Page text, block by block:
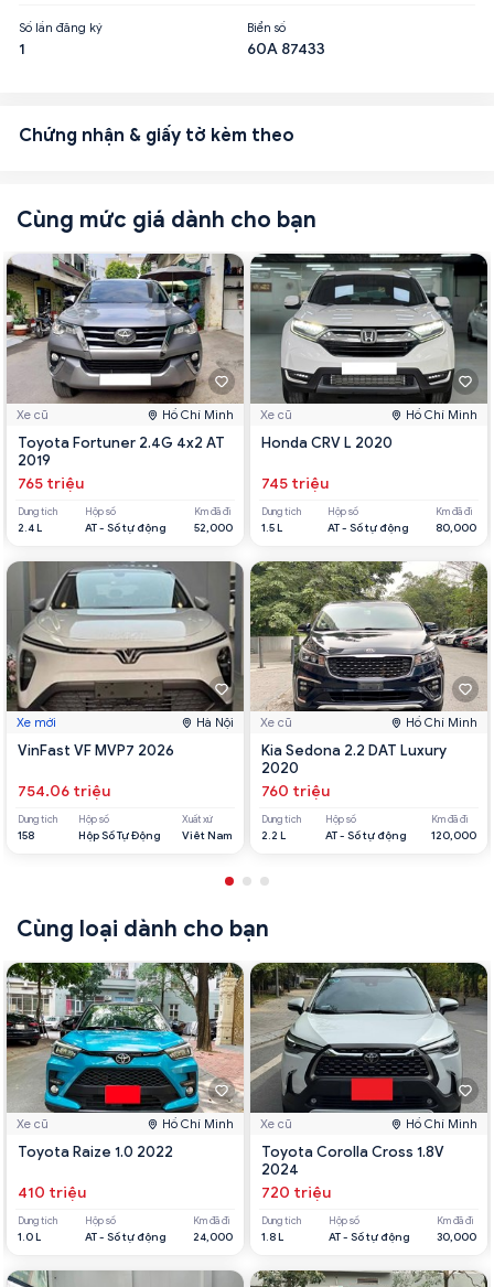
Số lần đăng ký
1
Biển số
60A 87433
Chứng nhận & giấy tờ kèm theo
Cùng mức giá dành cho bạn
Xe cũ Hồ Chí Minh
Toyota Fortuner 2.4G 4x2 AT
2019
765 triệu
Dung tích
2.4 L
Hộp số
AT - Số tự động
Km đã đi
52,000
Xe mới Hà Nội
VinFast VF MVP7 2026
754.06 triệu
Dung tích
158
Hộp số
Hộp Số Tự Động
Xuất xứ
Viêt Nam
Xe cũ Hồ Chí Minh
Honda CRV L 2020
745 triệu
Dung tích
1.5 L
Hộp số
AT - Số tự động
Km đã đi
80,000
Xe cũ Hồ Chí Minh
Kia Sedona 2.2 DAT Luxury
2020
760 triệu
Dung tích
2.2 L
Hộp số
AT - Số tự động
Km đã đi
120,000
Cùng loại dành cho bạn
Xe cũ Hồ Chí Minh
Toyota Raize 1.0 2022
410 triệu
Dung tích
1.0 L
Hộp số
AT - Số tự động
Km đã đi
24,000
Xe cũ Hồ Chí Minh
Toyota Corolla Cross 1.8V
2024
720 triệu
Dung tích
1.8 L
Hộp số
AT - Số tự động
Km đã đi
30,000